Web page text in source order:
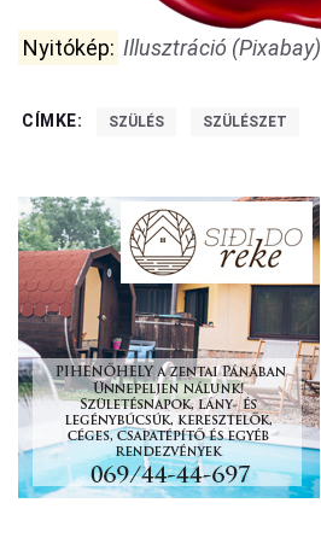
Nyitókép: Illusztráció (Pixabay)
CÍMKE: SZÜLÉS SZÜLÉSZET